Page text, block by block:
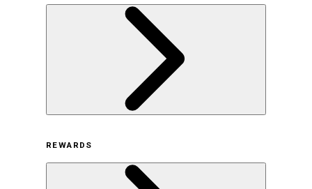
サステナビリティの取り組み（米国/英語）
ヒストリー
採用情報
オンラインストア利用規約
プライバシーポリシー
REWARDS